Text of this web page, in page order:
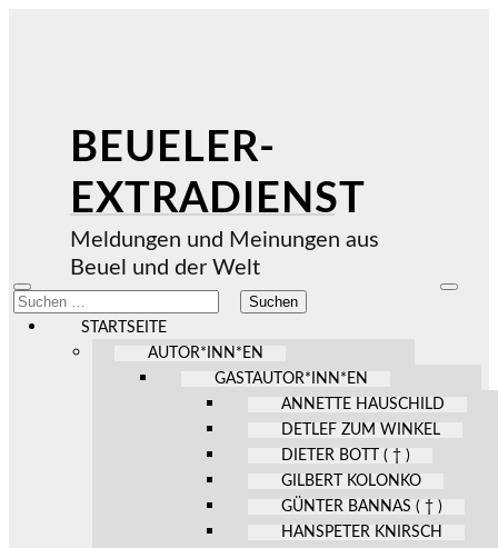
BEUELER-
EXTRADIENST
Meldungen und Meinungen aus
Beuel und der Welt
Mobile-
Menü
ein-/ausblenden
Suchen
nach:
STARTSEITE
AUTOR*INN*EN
GASTAUTOR*INN*EN
ANNETTE HAUSCHILD
DETLEF ZUM WINKEL
DIETER BOTT ( † )
GILBERT KOLONKO
GÜNTER BANNAS ( † )
HANSPETER KNIRSCH